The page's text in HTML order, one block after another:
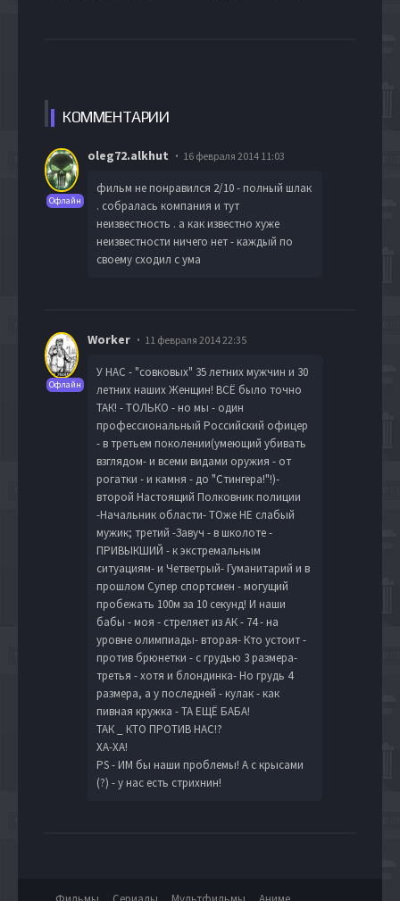
КОММЕНТАРИИ
Офлайн
oleg72.alkhut 16 февраля 2014 11:03
фильм не понравился 2/10 - полный шлак
. собралась компания и тут
неизвестность . а как известно хуже
неизвестности ничего нет - каждый по
своему сходил с ума
Офлайн
Worker 11 февраля 2014 22:35
У НАС - "совковых" 35 летних мужчин и 30
летних наших Женщин! ВСЁ было точно
ТАК! - ТОЛЬКО - но мы - один
профессиональный Российский офицер
- в третьем поколении(умеющий убивать
взглядом- и всеми видами оружия - от
рогатки - и камня - до "Стингера!"!)-
второй Настоящий Полковник полиции
-Начальник области- ТОже НЕ слабый
мужик; третий -Завуч - в школоте -
ПРИВЫКШИЙ - к экстремальным
ситуациям- и Четветрый- Гуманитарий и в
прошлом Супер спортсмен - могущий
пробежать 100м за 10 секунд! И наши
бабы - моя - стреляет из АК - 74 - на
уровне олимпиады- вторая- Кто устоит -
против брюнетки - с грудью 3 размера-
третья - хотя и блондинка- Но грудь 4
размера, а у последней - кулак - как
пивная кружка - ТА ЕЩЁ БАБА!
ТАК _ КТО ПРОТИВ НАС!?
ХА-ХА!
PS - ИМ бы наши проблемы! А с крысами
(?) - у нас есть стрихнин!